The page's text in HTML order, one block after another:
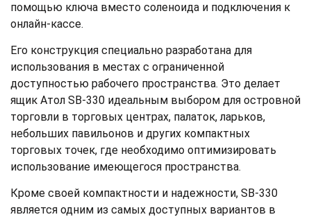
помощью ключа вместо соленоида и подключения к
онлайн-кассе.
Его конструкция специально разработана для
использования в местах с ограниченной
доступностью рабочего пространства. Это делает
ящик Атол SB-330 идеальным выбором для островной
торговли в торговых центрах, палаток, ларьков,
небольших павильонов и других компактных
торговых точек, где необходимо оптимизировать
использование имеющегося пространства.
Кроме своей компактности и надежности, SB-330
является одним из самых доступных вариантов в